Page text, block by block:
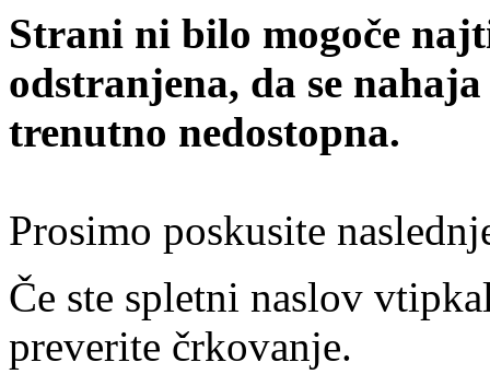
Strani ni bilo mogoče
odstranjena, da se
trenutno nedostopna.
Prosimo poskusite
Če ste spletni naslov
preverite črkovanje.